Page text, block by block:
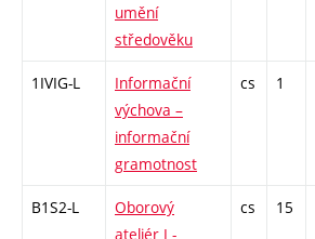
umění
středověku
1IVIG-L
Informační
výchova –
informační
gramotnost
cs 1
B1S2-L
Oborový
ateliér I -
cs 15